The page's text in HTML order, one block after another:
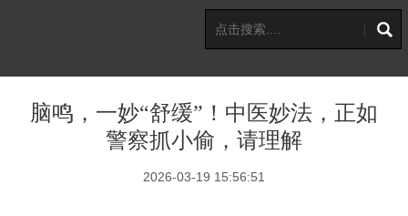
脑鸣，一妙“舒缓”！中医妙法，正如
警察抓小偷，请理解
2026-03-19 15:56:51